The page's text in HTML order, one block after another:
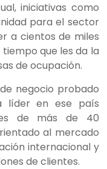
iniciativas como
para el sector
a cientos de miles
que les da la
de ocupación.
negocio probado
líder en ese país
de más de 40
al mercado
internacional y
de clientes.